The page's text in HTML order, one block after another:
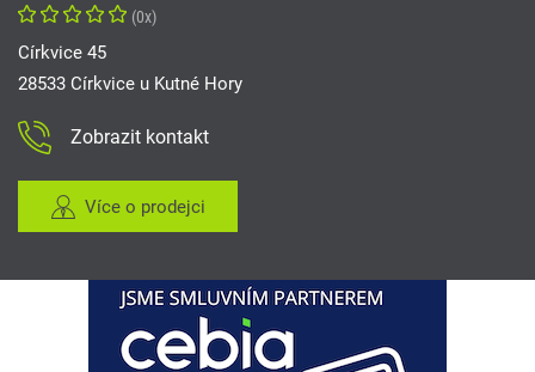
(0x)
Církvice 45
28533 Církvice u Kutné Hory
Zobrazit kontakt
Více o prodejci